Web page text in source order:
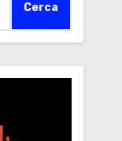
Cerca